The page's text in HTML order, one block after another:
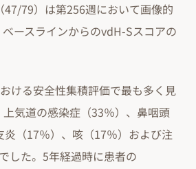
47/79）は第256週において画像的
ースラインからのvdH-Sスコアの
ける安全性集積評価で最も多く見
気道の感染症（33％）、鼻咽頭
（17％）、咳（17％）および注
した。5年経過時に患者の